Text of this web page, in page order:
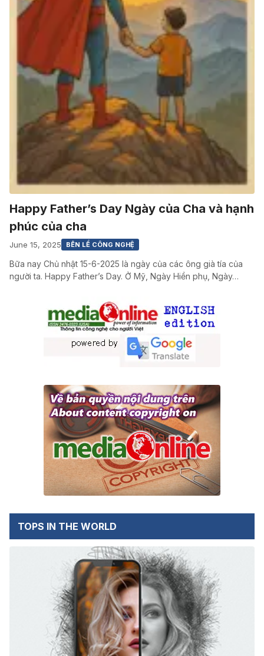
Happy Father’s Day Ngày của Cha và hạnh
phúc của cha
June 15, 2025 BÊN LỀ CÔNG NGHỆ
Bữa nay Chủ nhật 15-6-2025 là ngày của các ông già tía của
người ta. Happy Father’s Day. Ở Mỹ, Ngày Hiền phụ, Ngày…
TOPS IN THE WORLD